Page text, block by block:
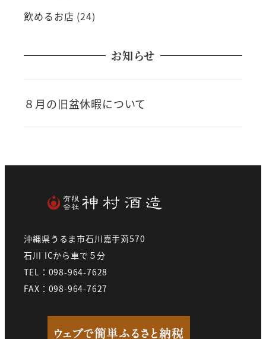
飲めるお店 (24)
お知らせ
８月の旧盆休暇について
沖縄県うるま市石川嘉手苅570
石川 ICから車で５分
TEL：098-964-7628
FAX：098-964-7627